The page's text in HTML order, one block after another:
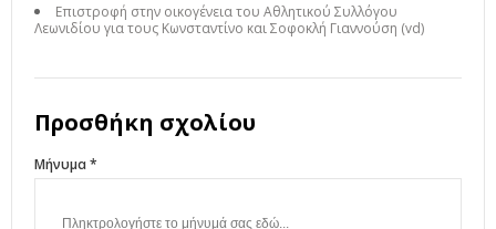
Επιστροφή στην οικογένεια του Αθλητικού Συλλόγου
Λεωνιδίου για τους Κωνσταντίνο και Σοφοκλή Γιαννούση (vd)
Προσθήκη σχολίου
Μήνυμα *